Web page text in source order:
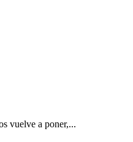
vuelve a poner,...